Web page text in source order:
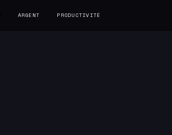
ARGENT PRODUCTIVITÉ